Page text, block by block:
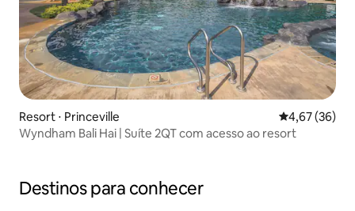
Resort ⋅ Princeville 4,67 de uma
4,67 (36)
Wyndham Bali Hai | Suíte 2QT com acesso ao resort
Destinos para conhecer